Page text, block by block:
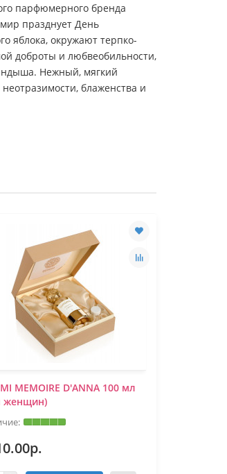
парфюмерного бренда
празднует День
яблока, окружают терпко-
доброты и любвеобильности,
Нежный, мягкий
блаженства и
MEMOIRE D'ANNA 100 мл
женщин)